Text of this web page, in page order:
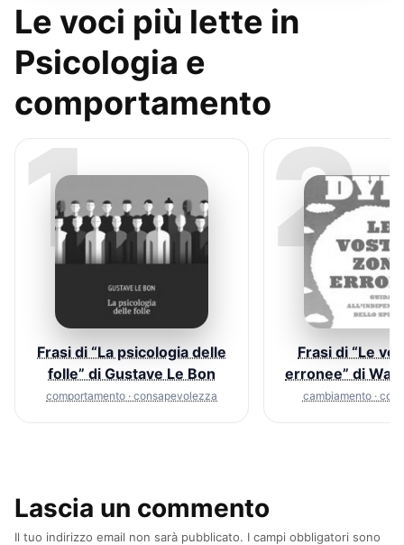
Le voci più lette in
Psicologia e
comportamento
1
Frasi di “La psicologia delle
folle” di Gustave Le Bon
comportamento · consapevolezza
2
Frasi di “Le
erronee” di
cambiamento ·
Lascia un commento
Il tuo indirizzo email non sarà pubblicato. I campi obbligatori sono